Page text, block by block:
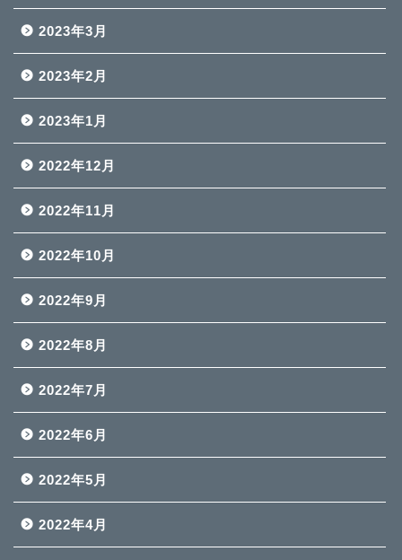
2023年3月
2023年2月
2023年1月
2022年12月
2022年11月
2022年10月
2022年9月
2022年8月
2022年7月
2022年6月
2022年5月
2022年4月